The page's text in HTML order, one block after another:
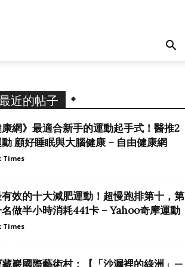
近的帖子
網》最適合新手的運動起手式！醫推2
顧好睡眠與大腦健康 – 自由健康網
Times
效的十大減肥運動！超慢跑排第十，第
做半小時消耗441卡 – Yahoo奇摩運動
Times
巖國際藝術村：【「沙漏裡的綠洲」—